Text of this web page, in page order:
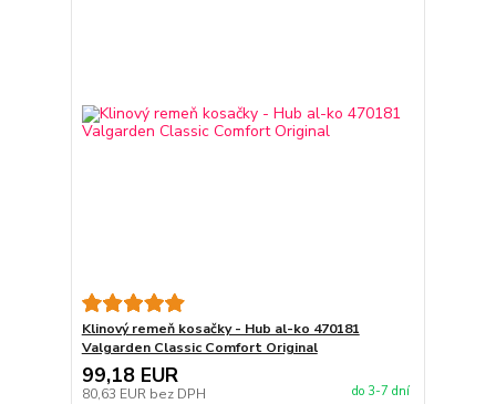
Klinový remeň kosačky - Hub al-ko 470181
Valgarden Classic Comfort Original
99,18 EUR
80,63 EUR bez DPH do 3-7 dní